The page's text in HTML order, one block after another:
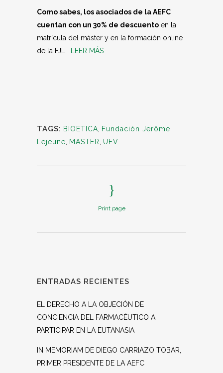
Como sabes, los asociados de la AEFC
cuentan con un 30% de descuento en la
matrícula del máster y en la formación online
de la FJL.
LEER MÁS
TAGS: BIOETICA
Fundación Jerôme
Lejeune
MASTER UFV
Print page
ENTRADAS RECIENTES
EL DERECHO A LA OBJECIÓN DE
CONCIENCIA DEL FARMACÉUTICO A
PARTICIPAR EN LA EUTANASIA
IN MEMORIAM DE DIEGO CARRIAZO TOBAR,
PRIMER PRESIDENTE DE LA AEFC